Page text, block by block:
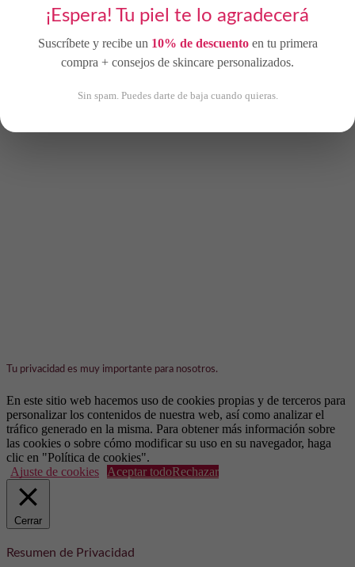
Tu privacidad es muy importante para nosotros.
En este sitio web hacemos uso de cookies propias y de terceros para
personalizar los contenidos de nuestra web, así como analizar el
tráfico generado en la misma. Para obtener más información sobre
las cookies o sobre cómo modificar su uso en su navegador, haga
clic en "Política de cookies".
Ajuste de cookies
Aceptar todoRechazar
Cerrar
Resumen de Privacidad
¡Espera! Tu piel te lo agradecerá
Suscríbete y recibe un 10% de descuentoen tu primera
compra + consejos de skincare personalizados.
Sin spam. Puedes darte de baja cuando quieras.